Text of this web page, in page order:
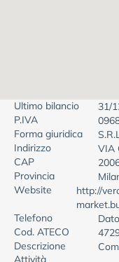
Ultimo bilancio
31/
P.IVA
Forma giuridica
Indirizzo
VIA
CAP
Provincia
Website
http://
Telefono
Cod. ATECO
Descrizione
Attività